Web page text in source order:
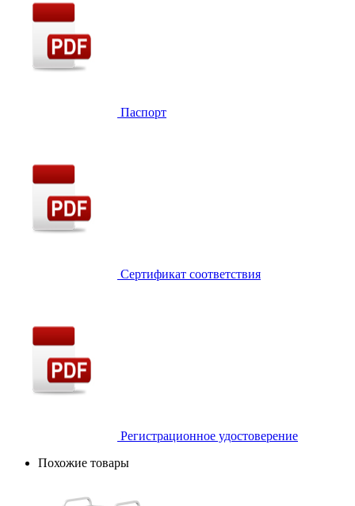
Паспорт
Сертификат соответствия
Регистрационное удостоверение
Похожие товары